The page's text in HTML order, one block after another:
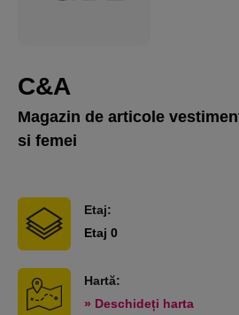
C&A
Magazin de articole
si femei
Etaj:
Etaj 0
Hartă:
» Deschideți harta